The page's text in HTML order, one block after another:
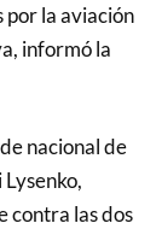
por la aviación
informó la
nacional de
contra las dos